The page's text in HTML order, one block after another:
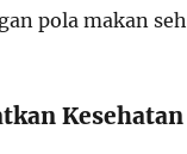
pola makan